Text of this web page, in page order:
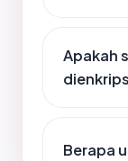
Apakah
Berapa